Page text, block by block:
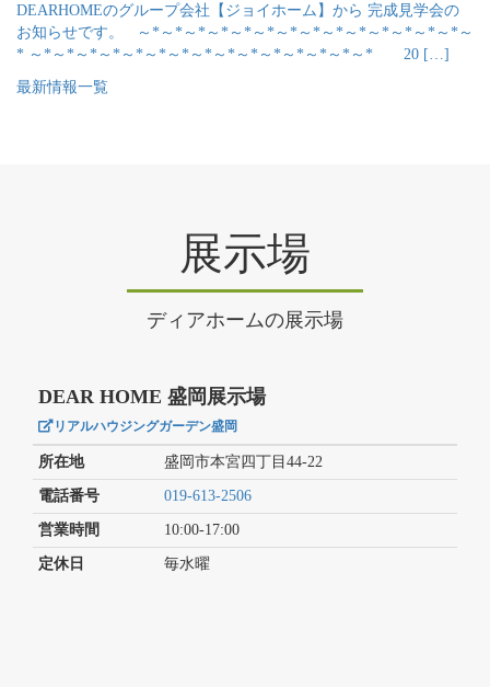
DEARHOMEのグループ会社【ジョイホーム】から 完成見学会の
お知らせです。 ～*～*～*～*～*～*～*～*～*～*～*～*～*～*～
* ～*～*～*～*～*～*～*～*～*～*～*～*～*～*～* 20 […]
最新情報一覧
展示場
ディアホームの展示場
DEAR HOME 盛岡展示場
リアルハウジングガーデン盛岡
所在地 盛岡市本宮四丁目44-22
電話番号 019-613-2506
営業時間 10:00-17:00
定休日 毎水曜